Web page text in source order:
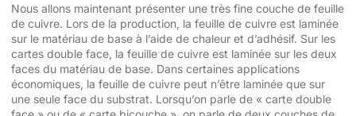
Nous allons maintenant présenter une très fine couche de feuille
de cuivre. Lors de la production, la feuille de cuivre est laminée
sur le matériau de base à l’aide de chaleur et d’adhésif. Sur les
cartes double face, la feuille de cuivre est laminée sur les deux
faces du matériau de base. Dans certaines applications
économiques, la feuille de cuivre peut n’être laminée que sur
une seule face du substrat. Lorsqu’on parle de « carte double